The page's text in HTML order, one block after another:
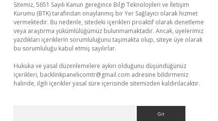
Sitemiz, 5651 Sayılı Kanun gereğince Bilgi Teknolojileri ve İletişim
Kurumu (BTK) tarafından onaylanmış bir Yer Sağlayıcı olarak hizmet
vermektedir. Bu nedenle, sitedeki içerikleri proaktif olarak denetleme
veya araştırma yükümlülüğümüz bulunmamaktadır. Ancak, üyelerimiz
yazdıkları içeriklerin sorumluluğunu taşımakta olup, siteye üye olarak
bu sorumluluğu kabul etmiş sayılırlar.
Hukuka ve yasal düzenlemelere aykırı olduğunu düşündüğünüz
içerikleri, backlinkpanelicomtr@gmail.com adresine bildirmeniz
halinde, ilgili içerikler yasal süre içerisinde sitemizden kaldırılacaktır.